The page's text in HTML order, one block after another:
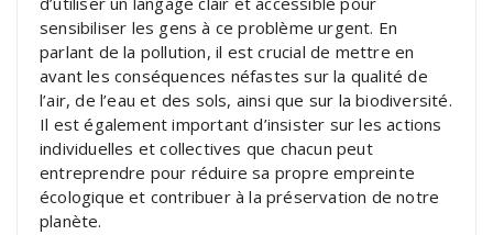
sensibiliser les gens à ce problème urgent. En
parlant de la pollution, il est crucial de mettre en
avant les conséquences néfastes sur la qualité de
l’air, de l’eau et des sols, ainsi que sur la biodiversité.
Il est également important d’insister sur les actions
individuelles et collectives que chacun peut
entreprendre pour réduire sa propre empreinte
écologique et contribuer à la préservation de notre
planète.